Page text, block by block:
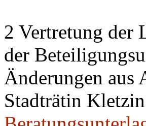
2 Vertretung der
der
Änderungen aus
Stadträtin Kletzin